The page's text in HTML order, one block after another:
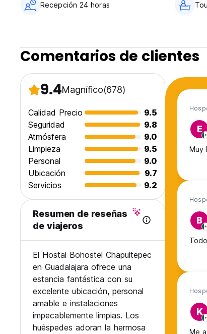
Recepción 24 horas
Comentarios de clientes
9.4Magnífico(678)
Calidad Precio
9.5
Seguridad
9.8
Atmósfera
9.0
Limpieza
9.5
Personal
9.0
Ubicación
9.7
Servicios
9.2
Resumen de reseñas
de viajeros
El Hostal Bohostel Chapultepec
en Guadalajara ofrece una
estancia fantástica con su
excelente ubicación, personal
amable e instalaciones
impecablemente limpias. Los
huéspedes adoran la hermosa
E
Muy
B
K
Me